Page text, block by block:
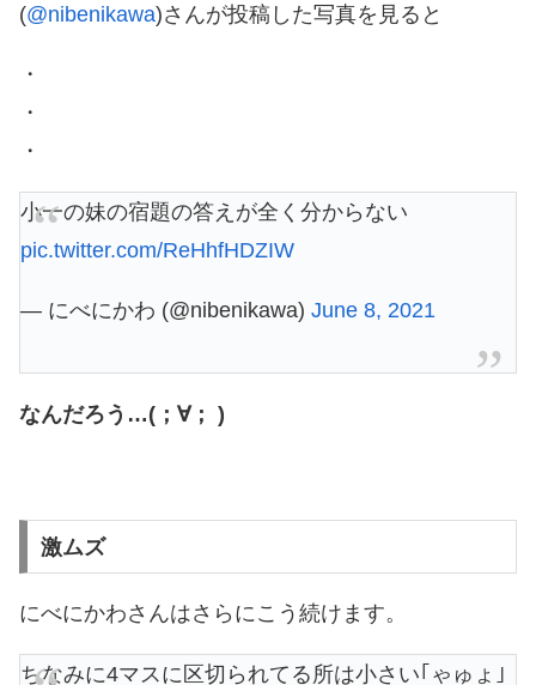
(@nibenikawa)さんが投稿した写真を見ると
・
・
・
小一の妹の宿題の答えが全く分からない
pic.twitter.com/ReHhfHDZIW
— にべにかわ (@nibenikawa) June 8, 2021
なんだろう…(；∀； )
激ムズ
にべにかわさんはさらにこう続けます。
ちなみに4マスに区切られてる所は小さい｢ゃゅょ｣